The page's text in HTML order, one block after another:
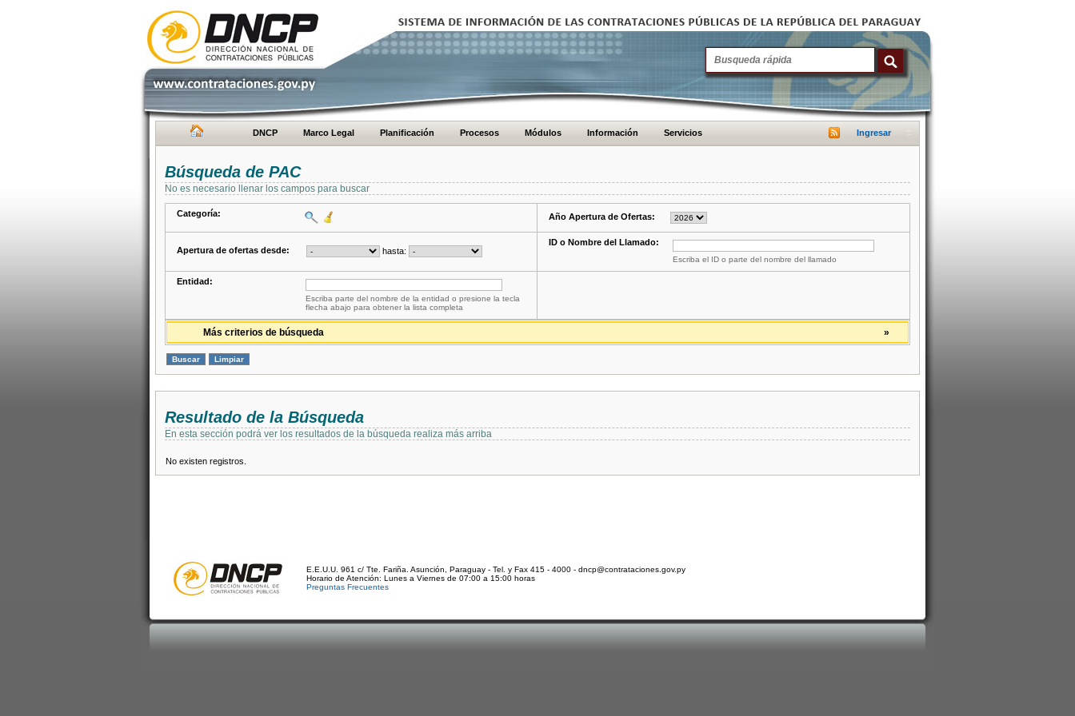
DNCP Marco Legal Planificación Procesos Módulos Información Servicios Ingresar
Búsqueda de PAC
No es necesario llenar los campos para buscar
Categoría: Año Apertura de Ofertas:
Apertura de ofertas desde: hasta:
ID o Nombre del Llamado:
Escriba el ID o parte del nombre del llamado
Entidad:
Escriba parte del nombre de la entidad o presione la tecla
flecha abajo para obtener la lista completa
»
Más criterios de búsqueda
Resultado de la Búsqueda
En esta sección podrá ver los resultados de la búsqueda realiza más arriba
No existen registros.
E.E.U.U. 961 c/ Tte. Fariña. Asunción, Paraguay - Tel. y Fax 415 - 4000 - dncp@contrataciones.gov.py
Horario de Atención: Lunes a Viernes de 07:00 a 15:00 horas
Preguntas Frecuentes